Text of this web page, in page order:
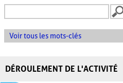
Voir tous les mots-clés
DÉROULEMENT DE L'ACTIVITÉ